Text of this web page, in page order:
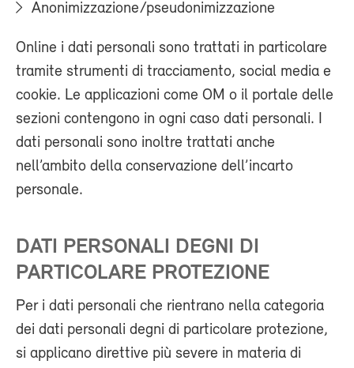
Anonimizzazione/pseudonimizzazione
Online i dati personali sono trattati in particolare
tramite strumenti di tracciamento, social media e
cookie. Le applicazioni come OM o il portale delle
sezioni contengono in ogni caso dati personali. I
dati personali sono inoltre trattati anche
nell’ambito della conservazione dell’incarto
personale.
DATI PERSONALI DEGNI DI
PARTICOLARE PROTEZIONE
Per i dati personali che rientrano nella categoria
dei dati personali degni di particolare protezione,
si applicano direttive più severe in materia di